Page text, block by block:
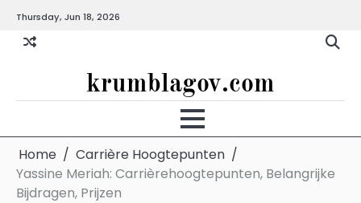
content
Thursday, Jun 18, 2026
krumblagov.com
Home
Carrière Hoogtepunten
Yassine Meriah: Carrièrehoogtepunten, Belangrijke
Bijdragen, Prijzen